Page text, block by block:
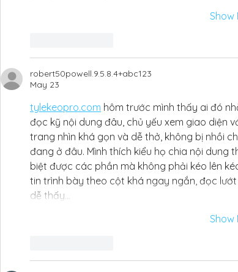
Show
robert50powell.9.5.8.4+abc123
May 23
tylekeopro.com hôm trước mình thấy ai đó
đọc kỹ nội dung đâu, chủ yếu xem giao diện
trang nhìn khá gọn và dễ thở, không bị nhồi
đang ở đâu. Mình thích kiểu họ chia nội dung
biệt được các phần mà không phải kéo lên
tin trình bày theo cột khá ngay ngắn, đọc
dễ thấy…
Show